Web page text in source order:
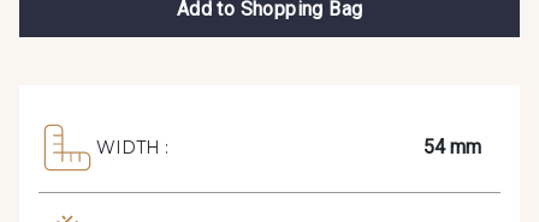
Add to Shopping Bag
WIDTH : 54 mm